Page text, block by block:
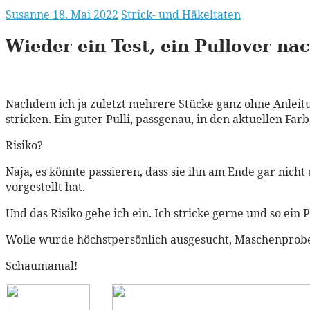
Susanne 18. Mai 2022 Strick- und Häkeltaten
Wieder ein Test, ein Pullover
Nachdem ich ja zuletzt mehrere Stücke ganz ohne
stricken. Ein guter Pulli, passgenau, in den aktuellen
Risiko?
Naja, es könnte passieren, dass sie ihn am Ende gar
vorgestellt hat.
Und das Risiko gehe ich ein. Ich stricke gerne und so
Wolle wurde höchstpersönlich ausgesucht,
Schaumamal!